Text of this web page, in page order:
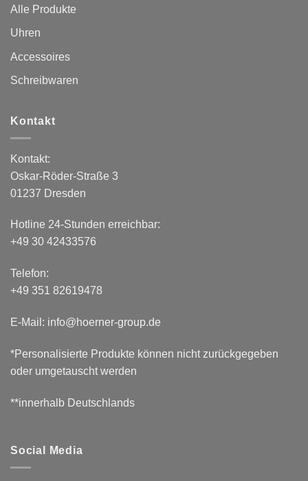
Alle Produkte
Uhren
Accessoires
Schreibwaren
Kontakt
Kontakt:
Oskar-Röder-Straße 3
01237 Dresden
Hotline 24-Stunden erreichbar:
+49 30 42433576
Telefon:
+49 351 82619478
E-Mail: info@hoerner-group.de
*Personalisierte Produkte können nicht zurückgegeben
oder umgetauscht werden
**innerhalb Deutschlands
Social Media